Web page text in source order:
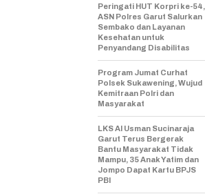
Peringati HUT Korpri ke-54,
ASN Polres Garut Salurkan
Sembako dan Layanan
Kesehatan untuk
Penyandang Disabilitas
Program Jumat Curhat
Polsek Sukawening, Wujud
Kemitraan Polri dan
Masyarakat
LKS Al Usman Sucinaraja
Garut Terus Bergerak
Bantu Masyarakat Tidak
Mampu, 35 Anak Yatim dan
Jompo Dapat Kartu BPJS
PBI